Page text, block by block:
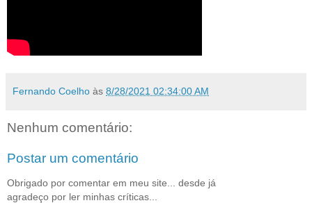
Fernando Coelho às 8/28/2021 02:34:00 AM
Nenhum comentário:
Postar um comentário
Obrigado por comentar em meu site... desde já
agradeço por ler minhas críticas...